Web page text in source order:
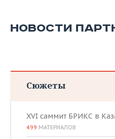
НОВОСТИ
Сюжеты
XVI саммит БРИКС в
499 МАТЕРИАЛОВ